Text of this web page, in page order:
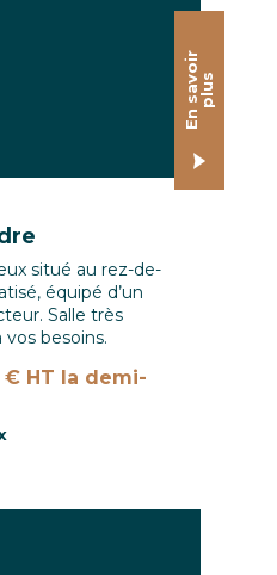
E
n
s
av
o
i
r
p
l
us
situé au rez-de-
équipé d’un
Salle très
besoins.
HT la demi-